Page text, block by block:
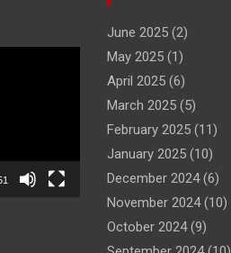
June 2025(2)
May 2025(1)
April 2025(6)
March 2025(5)
February 2025(11)
January 2025(10)
December 2024(6)
November 2024(10)
October 2024(9)